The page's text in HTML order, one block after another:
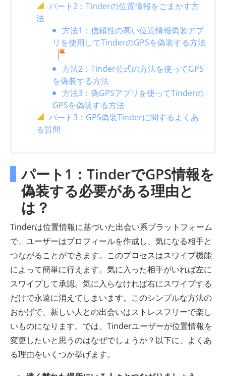
パート2：Tinderの位置情報をごまかす方
法
方法1：信頼性の高い位置情報偽装アプ
リを使用してTinderのGPSを偽装する方法
方法2：Tinder公式の方法を使ってGPS
を偽装する方法
方法3：偽GPSアプリを使ってTinderの
GPSを偽装する方法
パート3：GPS偽装Tinderに関するよくあ
る質問
パート1：TinderでGPS情報を
偽装する必要がある理由と
は？
Tinderは位置情報に基づいた出会い系プラットフォーム
で、ユーザーはプロフィールを作成し、気になる相手と
つながることができます。このプロセスはスワイプ機能
によって簡単に行えます。気に入った相手がいれば左に
スワイプして承認。気に入らなければ右にスワイプする
だけで永遠に消えてしまいます。このシンプルな方法の
おかげで、新しい人との出会いはストレスフリーで楽し
いものになります。では、Tinderユーザーが位置情報を
変更したいと思うのはなぜでしょうか？以下に、よくあ
る理由をいくつか挙げます。